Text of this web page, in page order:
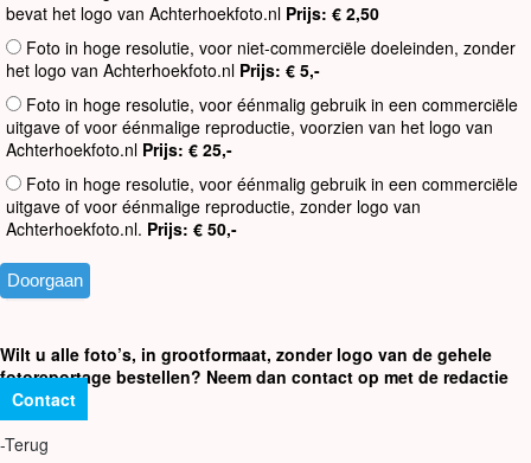
bevat het logo van Achterhoekfoto.nl Prijs: € 2,50
Foto in hoge resolutie, voor niet-commerciële doeleinden, zonder
het logo van Achterhoekfoto.nl Prijs: € 5,-
Foto in hoge resolutie, voor éénmalig gebruik in een commerciële
uitgave of voor éénmalige reproductie, voorzien van het logo van
Achterhoekfoto.nl Prijs: € 25,-
Foto in hoge resolutie, voor éénmalig gebruik in een commerciële
uitgave of voor éénmalige reproductie, zonder logo van
Achterhoekfoto.nl. Prijs: € 50,-
Wilt u alle foto’s, in grootformaat, zonder logo van de gehele
fotoreportage bestellen? Neem dan contact op met de redactie
Contact
-Terug